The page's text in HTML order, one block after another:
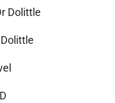
Dolittle